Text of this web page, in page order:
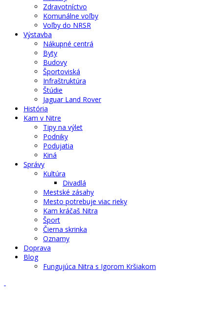
Zdravotníctvo
Komunálne voľby
Voľby do NRSR
Výstavba
Nákupné centrá
Byty
Budovy
Športoviská
Infraštruktúra
Štúdie
Jaguar Land Rover
História
Kam v Nitre
Tipy na výlet
Podniky
Podujatia
Kiná
Správy
Kultúra
Divadlá
Mestské zásahy
Mesto potrebuje viac rieky
Kam kráčaš Nitra
Šport
Čierna skrinka
Oznamy
Doprava
Blog
Fungujúca Nitra s Igorom Kršiakom